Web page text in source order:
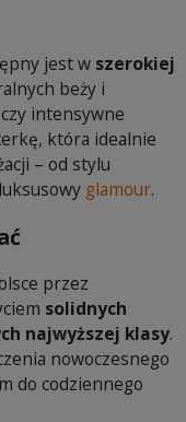
jest w szerokiej
beży i
intensywne
która idealnie
– od stylu
glamour.
przez
solidnych
najwyższej klasy.
nowoczesnego
do codziennego